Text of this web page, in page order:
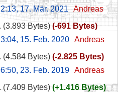
17. Mär. 2021‎ Andreas
3.893 Bytes
-691 Bytes
15. Feb. 2020‎ Andreas
4.584 Bytes
-2.825 Bytes
23. Feb. 2019‎ Andreas
7.409 Bytes
+1.416 Bytes